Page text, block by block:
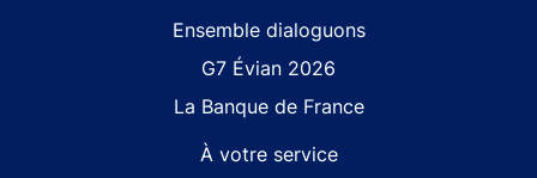
Ensemble dialoguons
G7 Évian 2026
La Banque de France
À votre service